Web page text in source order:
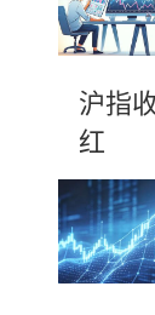
沪指
红